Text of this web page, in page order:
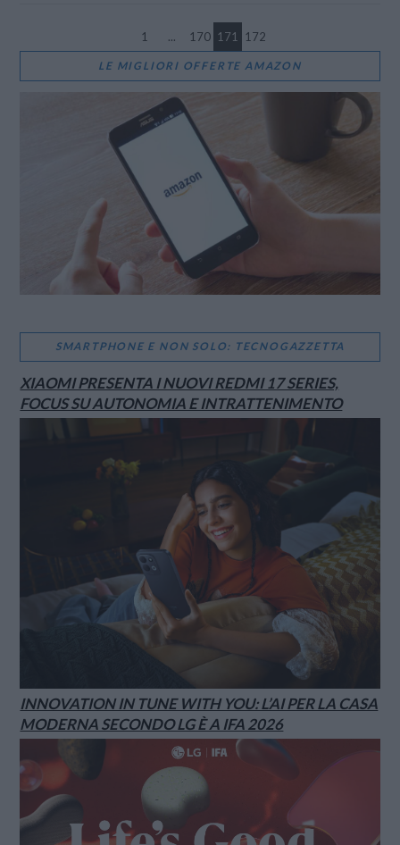
VIEW POST
1 ... 170 171 172
LE MIGLIORI OFFERTE AMAZON
SMARTPHONE E NON SOLO: TECNOGAZZETTA
XIAOMI PRESENTA I NUOVI REDMI 17 SERIES,
FOCUS SU AUTONOMIA E INTRATTENIMENTO
INNOVATION IN TUNE WITH YOU: L’AI PER LA CASA
MODERNA SECONDO LG È A IFA 2026